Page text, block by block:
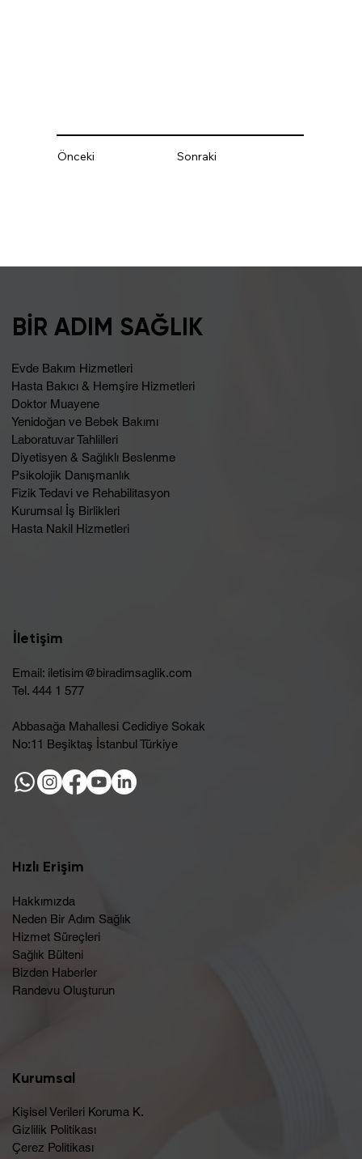
Önceki Sonraki
BİR ADIM SAĞLIK
Evde Bakım Hizmetleri
Hasta Bakıcı & Hemşire Hizmetleri
Doktor Muayene
Yenidoğan ve Bebek Bakımı
Laboratuvar Tahlilleri
Diyetisyen & Sağlıklı Beslenme
Psikolojik Danışmanlık
Fizik Tedavi ve Rehabilitasyon
Kurumsal İş Birlikleri
Hasta Nakil Hizmetleri
İletişim
Email: iletisim@biradimsaglik.com
Tel. 444 1 577
Abbasağa Mahallesi Cedidiye Sokak
No:11 Beşiktaş İstanbul Türkiye
Hızlı Erişim
Hakkımızda
Neden Bir Adım Sağlık
Hizmet Süreçleri
Sağlık Bülteni
Bizden Haberler
Randevu Oluşturun​
Kurumsal
Kişisel Verileri Koruma K.
Gizlilik Politikası
Çerez Politikası